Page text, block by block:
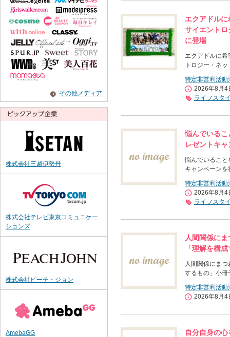
エクアドル
サイエント
に登場
エクアドルに
トロジー・ネ
特定非営利活動
2026年8月4
ライフスタ
悩んでいる
レゼントキ
悩んでいること
キャンペーンを
特定非営利活動
2026年8月4
ライフスタ
人間関係に
「理解を構
人間関係にま
するもの」小冊
特定非営利活動
2026年8月4
自分自身の
その他メディア
株式会社三越伊勢丹
株式会社テレビ東京コミュニケー
ションズ
株式会社ピーチ・ジョン
AmebaGG